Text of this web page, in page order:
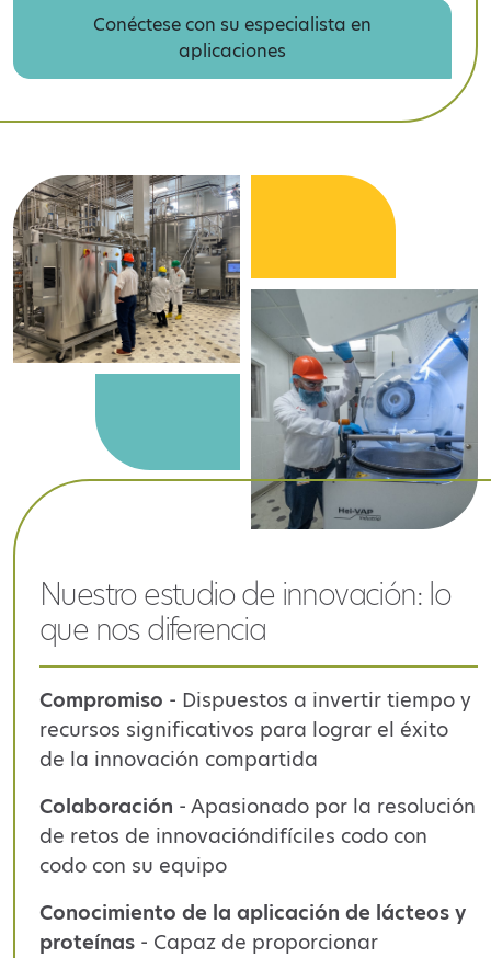
Conéctese con su especialista en
aplicaciones
Nuestro estudio de innovación: lo
que nos diferencia
Compromiso - Dispuestos a invertir tiempo y
recursos significativos para lograr el éxito
de la innovación compartida
Colaboración - Apasionado por la resolución
de retos de innovacióndifíciles codo con
codo con su equipo
Conocimiento de la aplicación de lácteos y
proteínas - Capaz de proporcionar